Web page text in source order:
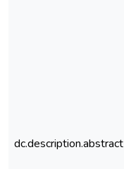
dc.description.abstract